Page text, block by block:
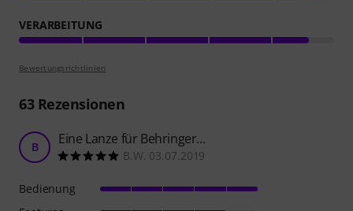
VERARBEITUNG
Bewertungsrichtlinien
63Rezensionen
B Eine Lanze für Behringer...
B.W. 03.07.2019
Bedienung